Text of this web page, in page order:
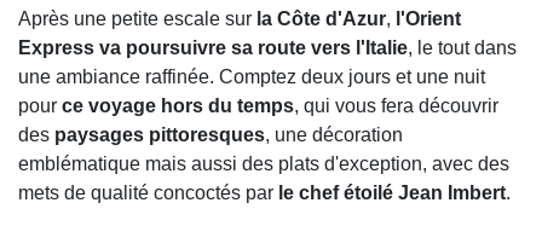
Après une petite escale sur la Côte d'Azur, l'Orient
Express va poursuivre sa route vers l'Italie, le tout dans
une ambiance raffinée. Comptez deux jours et une nuit
pour ce voyage hors du temps, qui vous fera découvrir
des paysages pittoresques, une décoration
emblématique mais aussi des plats d'exception, avec des
mets de qualité concoctés par le chef étoilé Jean Imbert.